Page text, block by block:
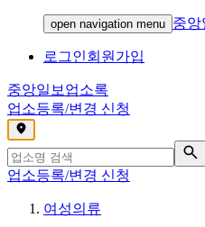
open navigation menu 중앙
로그인회원가입
중앙일보 업소록
업소등록/변경 신청
,
업소등록/변경 신청
여성의류